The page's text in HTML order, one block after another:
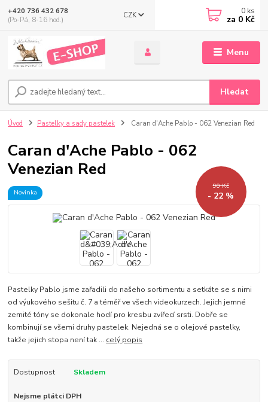
Menu
CZK
Hledat
+420 736 432 678
(Po-Pá, 8-16 hod.)
0 ks
za 0 Kč
Úvod Pastelky a sady pastelek Caran d'Ache Pablo - 062 Venezian Red
Caran d'Ache Pablo - 062
Venezian Red
Novinka
90 Kč
- 22 %
Pastelky Pablo jsme zařadili do našeho sortimentu a setkáte se s nimi
od výukového sešitu č. 7 a téměř ve všech videokurzech. Jejich jemné
zemité tóny se dokonale hodí pro kresbu zvířecí srsti. Dobře se
kombinují se všemi druhy pastelek. Nejedná se o olejové pastelky,
takže jejich stopa není tak ... celý popis
Dostupnost Skladem
Nejsme plátci DPH